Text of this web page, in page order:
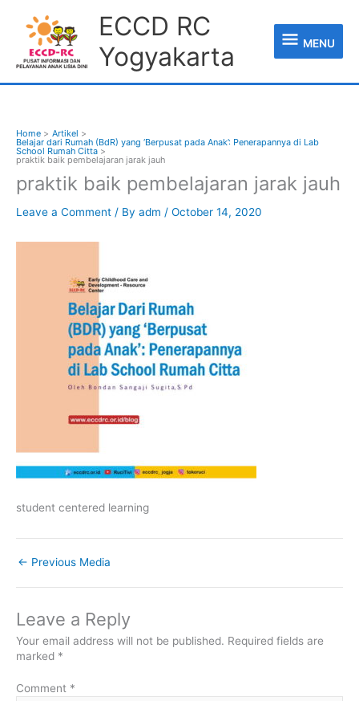
content
ECCD RC
Yogyakarta
MENU
Home Artikel
Belajar dari Rumah (BdR) yang ‘Berpusat pada Anak’: Penerapannya di Lab
School Rumah Citta
praktik baik pembelajaran jarak jauh
praktik baik pembelajaran jarak jauh
Leave a Comment / By adm / October 14, 2020
student centered learning
← Previous Media
Leave a Reply
Your email address will not be published. Required fields are
marked *
Comment *